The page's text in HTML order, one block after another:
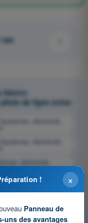
blancs
de ligne avion
électricité,
électricité,
×
!
Panneau de
uns des avantages